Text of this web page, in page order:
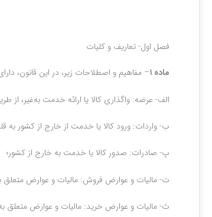
فصل اول- تعاریف و کلیات
ماده ۱ – مفاهیم و اصطلاحات زیر، در این قانون،
الف‌- عرضه: واگذاری کالا یا ارائه خدمت به‌غیر، از
ب‌- واردات: ورود کالا یا خدمت از خارج از کشور به
پ‌- صادرات: صدور کالا یا خدمت به خارج از کشور؛
ت‌- مالیات و عوارض فروش: مالیات و عوارض متعلق
ث‌- مالیات و عوارض خرید: مالیات و عوارض متعلق